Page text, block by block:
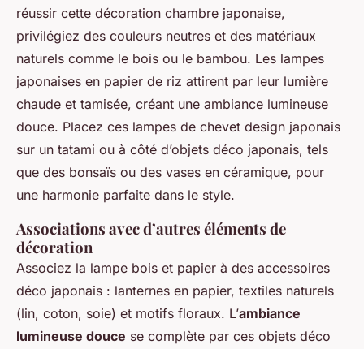
réussir cette décoration chambre japonaise,
privilégiez des couleurs neutres et des matériaux
naturels comme le bois ou le bambou. Les lampes
japonaises en papier de riz attirent par leur lumière
chaude et tamisée, créant une ambiance lumineuse
douce. Placez ces lampes de chevet design japonais
sur un tatami ou à côté d’objets déco japonais, tels
que des bonsaïs ou des vases en céramique, pour
une harmonie parfaite dans le style.
Associations avec d’autres éléments de
décoration
Associez la lampe bois et papier à des accessoires
déco japonais : lanternes en papier, textiles naturels
(lin, coton, soie) et motifs floraux. L’ambiance
lumineuse douce se complète par ces objets déco